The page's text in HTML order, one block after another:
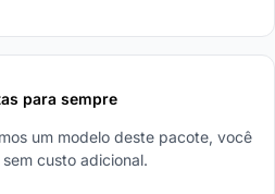
para sempre
um modelo deste pacote, você
custo adicional.